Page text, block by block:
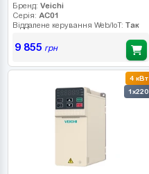
Бренд: Veichi
Серія: AC01
Віддалене керування Web/IoT: Так
9 855 грн
4 кВт
1x220